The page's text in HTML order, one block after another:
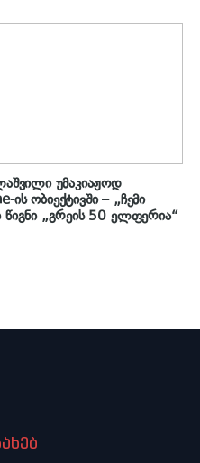
უმაკიაჟოდ
ის ობიექტივში – „ჩემი
წიგნი „გრეის 50 ელფერია“